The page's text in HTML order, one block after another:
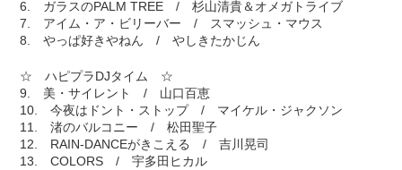
6. ガラスのPALM TREE / 杉山清貴＆オメガトライブ
7. アイム・ア・ビリーバー / スマッシュ・マウス
8. やっぱ好きやねん / やしきたかじん
☆ ハピプラDJタイム ☆
9. 美・サイレント / 山口百恵
10. 今夜はドント・ストップ / マイケル・ジャクソン
11. 渚のバルコニー / 松田聖子
12. RAIN-DANCEがきこえる / 吉川晃司
13. COLORS / 宇多田ヒカル